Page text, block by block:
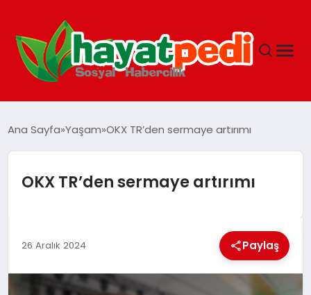
SAĞLIK
SPOR & FITNESS
Ana Sayfa Yaşam OKX TR’den sermaye artırımı
OKX TR’den sermaye artırımı
26 Aralık 2024 Paylaş